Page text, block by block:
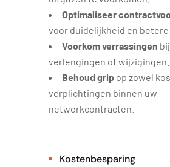
Optimaliseer
voor duidelijkheid en betere
Voorkom verrassingen bij
verlengingen of wijzigingen.
Behoud grip op zowel
verplichtingen binnen uw
netwerkcontracten.
Kostenbesparing